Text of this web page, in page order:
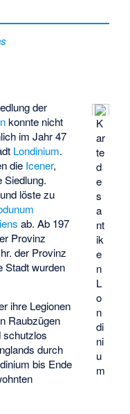
K
ar
te
d
e
s
a
nt
ik
e
n
L
o
n
di
ni
u
m
der
konnte nicht
im Jahr 47
Londinium.
die Icener,
Siedlung.
löste zu
ab. Ab 197
Provinz
der Provinz
Stadt wurden
ihre Legionen
Raubzügen
schutzlos
durch
bis Ende